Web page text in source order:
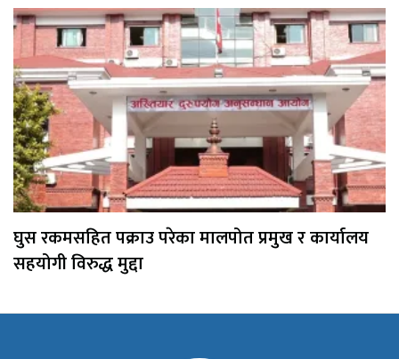
घुस रकमसहित पक्राउ परेका मालपोत प्रमुख र कार्यालय
सहयोगी विरुद्ध मुद्दा